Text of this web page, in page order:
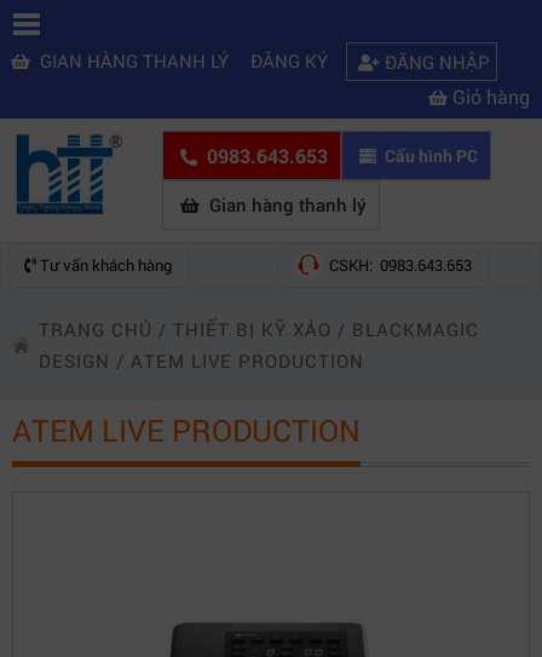
GIAN HÀNG THANH LÝ ĐĂNG KÝ ĐĂNG NHẬP
Giỏ hàng
0983.643.653 Cấu hình PC
Gian hàng thanh lý
Tư vấn khách hàng CSKH: 0983.643.653
TRANG CHỦ / THIẾT BỊ KỸ XẢO / BLACKMAGIC
DESIGN / ATEM LIVE PRODUCTION
ATEM LIVE PRODUCTION